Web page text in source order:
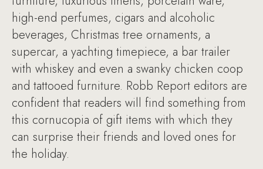
high-end perfumes, cigars and alcoholic
beverages, Christmas tree ornaments, a
supercar, a yachting timepiece, a bar trailer
with whiskey and even a swanky chicken coop
and tattooed furniture. Robb Report editors are
confident that readers will find something from
this cornucopia of gift items with which they
can surprise their friends and loved ones for
the holiday.